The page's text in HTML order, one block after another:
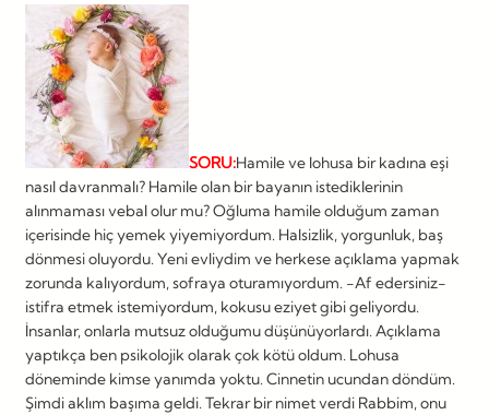
SORU:Hamile ve lohusa bir kadına eşi
nasıl davranmalı? Hamile olan bir bayanın istediklerinin
alınmaması vebal olur mu? Oğluma hamile olduğum zaman
içerisinde hiç yemek yiyemiyordum. Halsizlik, yorgunluk, baş
dönmesi oluyordu. Yeni evliydim ve herkese açıklama yapmak
zorunda kalıyordum, sofraya oturamıyordum. -Af edersiniz-
istifra etmek istemiyordum, kokusu eziyet gibi geliyordu.
İnsanlar, onlarla mutsuz olduğumu düşünüyorlardı. Açıklama
yaptıkça ben psikolojik olarak çok kötü oldum. Lohusa
döneminde kimse yanımda yoktu. Cinnetin ucundan döndüm.
Şimdi aklım başıma geldi. Tekrar bir nimet verdi Rabbim, onu